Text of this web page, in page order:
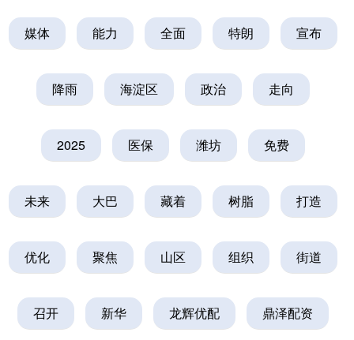
媒体 能力 全面 特朗 宣布
降雨 海淀区 政治 走向
2025 医保 潍坊 免费
未来 大巴 藏着 树脂 打造
优化 聚焦 山区 组织 街道
召开 新华 龙辉优配 鼎泽配资